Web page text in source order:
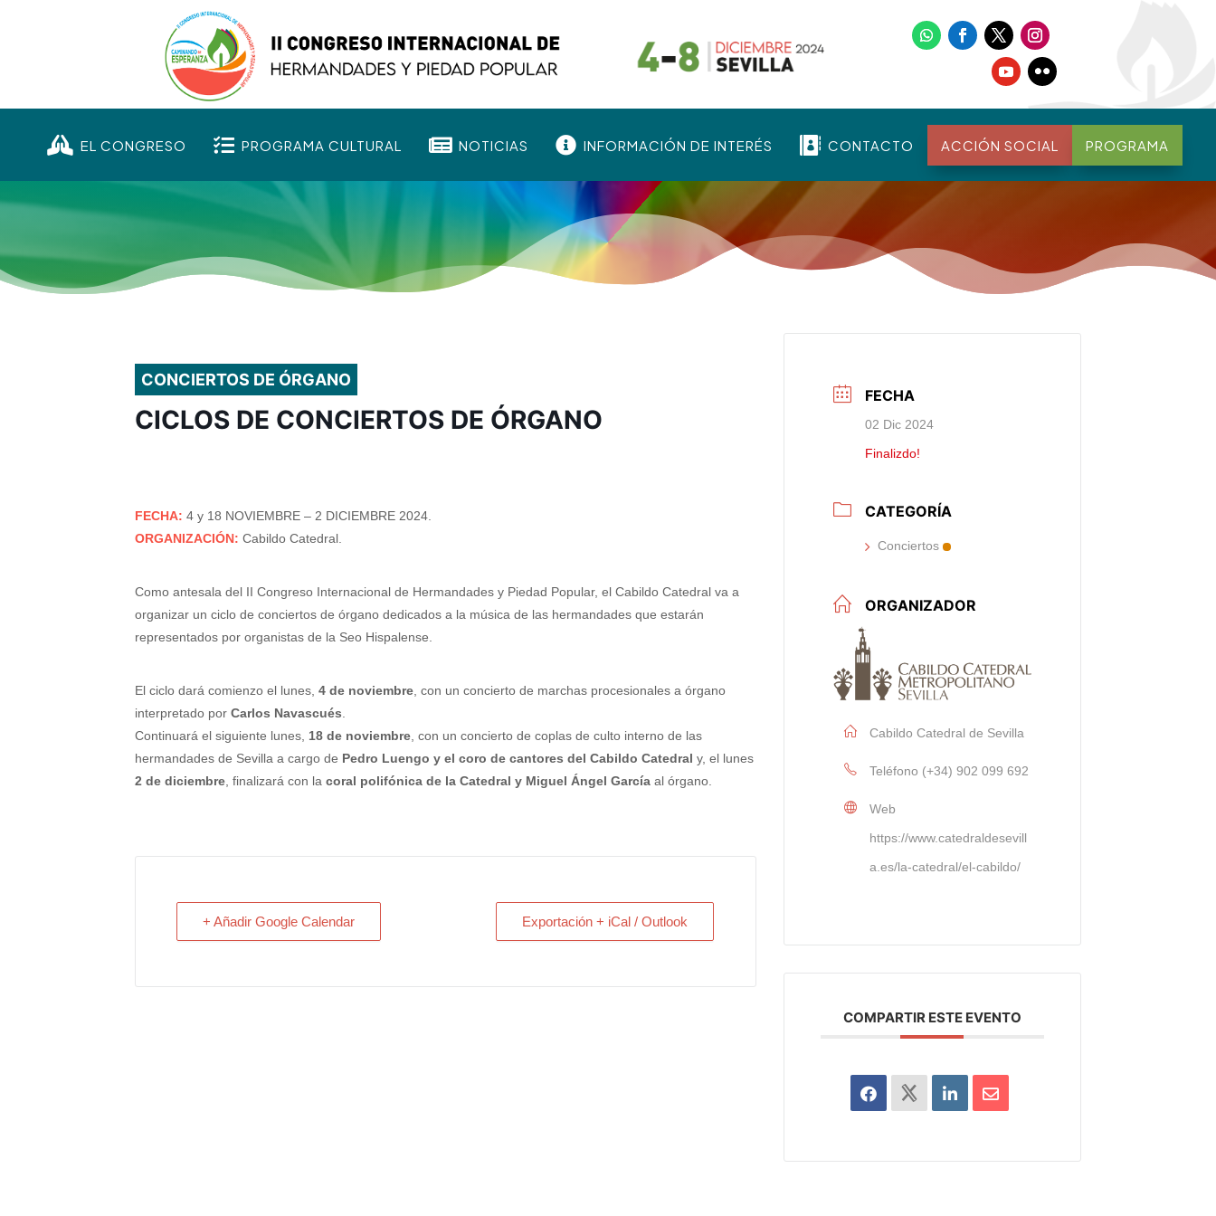
 EL CONGRESO  PROGRAMA CULTURAL  NOTICIAS  INFORMACIÓN DE INTERÉS  CONTACTO ACCIÓN SOCIAL PROGRAMA
CONCIERTOS DE ÓRGANO
CICLOS DE CONCIERTOS DE ÓRGANO
FECHA: 4 y 18 NOVIEMBRE – 2 DICIEMBRE 2024.
ORGANIZACIÓN: Cabildo Catedral.
Como antesala del II Congreso Internacional de Hermandades y Piedad Popular, el Cabildo Catedral va a
organizar un ciclo de conciertos de órgano dedicados a la música de las hermandades que estarán
representados por organistas de la Seo Hispalense.
El ciclo dará comienzo el lunes,4 de noviembre , con un concierto de marchas procesionales a órgano
interpretado porCarlos Navascués
Continuará el siguiente lunes, 18 de noviembre , con un concierto de coplas de culto interno de las
hermandades de Sevilla a cargo de Pedro Luengo y el coro de cantores del Cabildo Catedral y, el lunes
2 de diciembre , finalizará con lacoral polifónica de la Catedral y Miguel Ángel García al órgano.
+ Añadir Google Calendar Exportación + iCal / Outlook
FECHA
02 Dic 2024
Finalizdo!
CATEGORÍA
Conciertos
ORGANIZADOR
Cabildo Catedral de Sevilla
Teléfono (+34) 902 099 692
Web
https://www.catedraldesevill
a.es/la-catedral/el-cabildo/
COMPARTIR ESTE EVENTO